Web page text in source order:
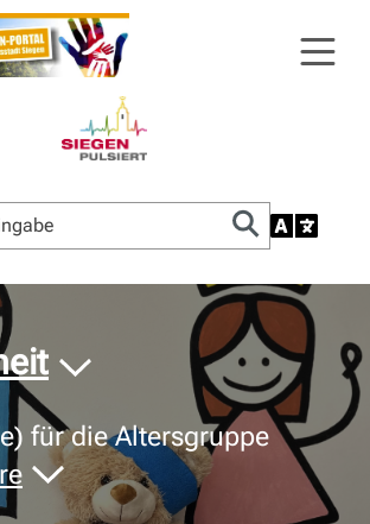
für die Altersgruppe